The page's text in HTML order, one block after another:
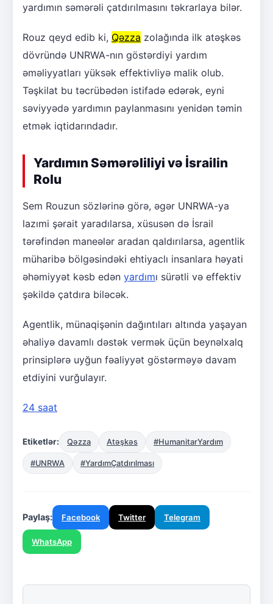
yardımın səmərəli çatdırılmasını təkrarlaya bilər.
Rouz qeyd edib ki, Qəzza zolağında ilk atəşkəs
dövründə UNRWA-nın göstərdiyi yardım
əməliyyatları yüksək effektivliyə malik olub.
Təşkilat bu təcrübədən istifadə edərək, eyni
səviyyədə yardımın paylanmasını yenidən təmin
etmək iqtidarındadır.
Yardımın Səmərəliliyi və İsrailin
Rolu
Sem Rouzun sözlərinə görə, əgər UNRWA-ya
lazımi şərait yaradılarsa, xüsusən də İsrail
tərəfindən maneələr aradan qaldırılarsa, agentlik
müharibə bölgəsindəki ehtiyaclı insanlara həyati
əhəmiyyət kəsb edən yardımı sürətli və effektiv
şəkildə çatdıra biləcək.
Agentlik, münaqişənin dağıntıları altında yaşayan
əhaliyə davamlı dəstək vermək üçün beynəlxalq
prinsiplərə uyğun fəaliyyət göstərməyə davam
etdiyini vurğulayır.
24 saat
Etiketlər: Qəzza Atəşkəs #HumanitarYardım
#UNRWA #YardımÇatdırılması
Paylaş: Facebook Twitter Telegram
WhatsApp